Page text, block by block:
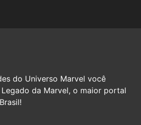
do Universo Marvel você
da Marvel, o maior portal